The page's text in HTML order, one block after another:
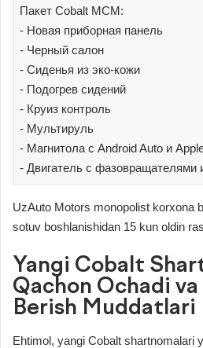
Пакет Cobalt МСМ:
- Новая приборная панель
- Черный салон
- Сиденья из эко-кожи
- Подогрев сидений
- Круиз контроль
- Мультируль
- Магнитола с Android Auto и
- Двигатель с фазовращателями
UzAuto Motors monopolist korxona
sotuv boshlanishidan 15 kun oldin
Yangi Cobalt
Qachon Ochadi
Berish Muddatlari
Ehtimol, yangi Cobalt shartnomalari